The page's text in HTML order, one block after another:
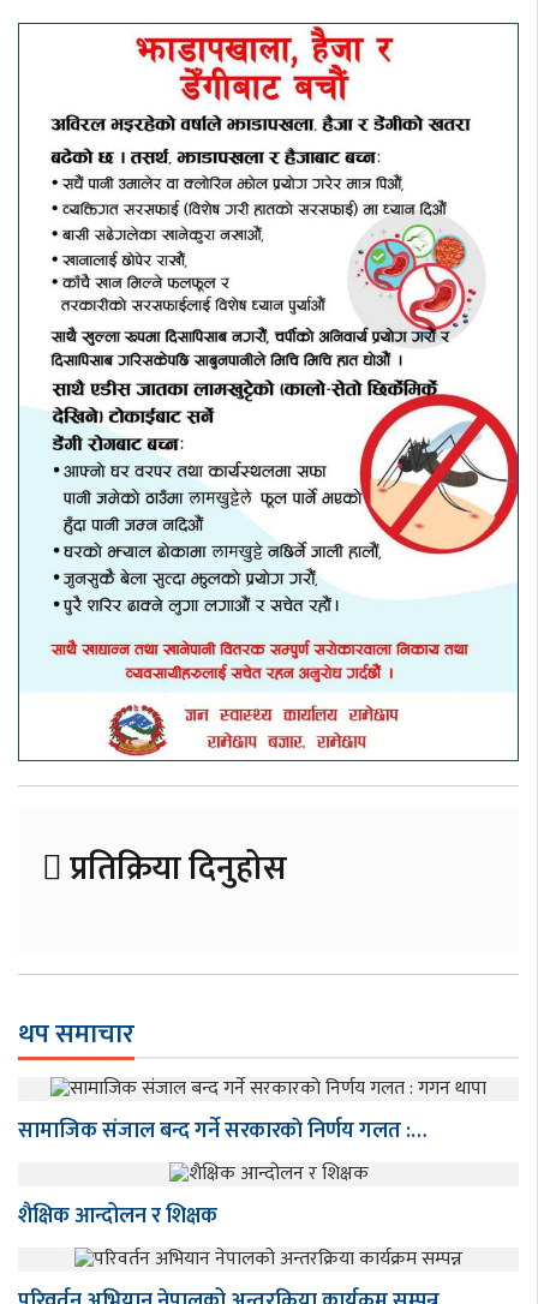
प्रतिक्रिया दिनुहोस
थप समाचार
सामाजिक संजाल बन्द गर्ने सरकारकाे निर्णय गलत :…
शैक्षिक आन्दोलन र शिक्षक